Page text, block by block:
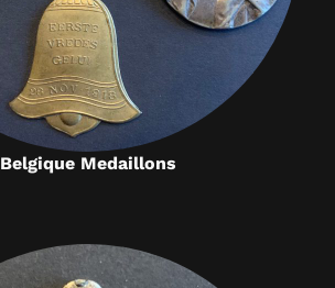
Belgique Medaillons